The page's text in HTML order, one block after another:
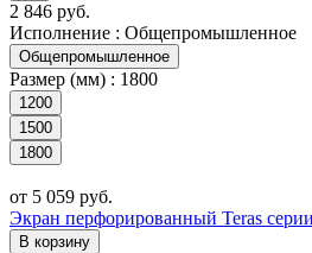
2 846 руб.
Исполнение : Общепромышленное
Общепромышленное
Размер (мм) : 1800
1200
1500
1800
от 5 059 руб.
Экран перфорированный Teras
В корзину